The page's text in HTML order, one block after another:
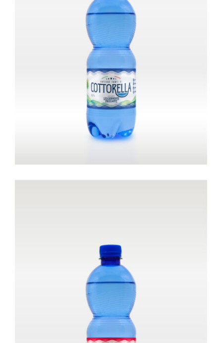
Bottiglia da 0,5 litri – Frizzante
Bottiglia da 1,0 litro – Naturale